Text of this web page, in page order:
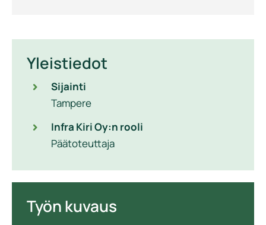
Yleistiedot
Sijainti
Tampere
Infra Kiri Oy:n rooli
Päätoteuttaja
Työn kuvaus